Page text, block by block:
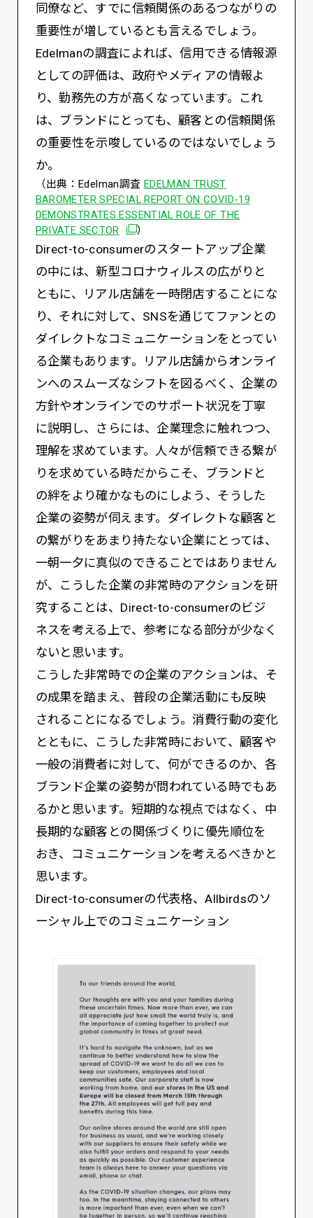
同僚など、すでに信頼関係のあるつながりの
重要性が増しているとも言えるでしょう。
Edelmanの調査によれば、信用できる情報源
としての評価は、政府やメディアの情報よ
り、勤務先の方が高くなっています。これ
は、ブランドにとっても、顧客との信頼関係
の重要性を示唆しているのではないでしょう
か。
（出典：Edelman調査 EDELMAN TRUST
BAROMETER SPECIAL REPORT ON COVID-19
DEMONSTRATES ESSENTIAL ROLE OF THE
PRIVATE SECTOR 別ウィンドウで開く
）
Direct-to-consumerのスタートアップ企業
の中には、新型コロナウィルスの広がりと
ともに、リアル店舗を一時閉店することにな
り、それに対して、SNSを通じてファンとの
ダイレクトなコミュニケーションをとってい
る企業もあります。リアル店舗からオンライ
ンへのスムーズなシフトを図るべく、企業の
方針やオンラインでのサポート状況を丁寧
に説明し、さらには、企業理念に触れつつ、
理解を求めています。人々が信頼できる繋が
りを求めている時だからこそ、ブランドと
の絆をより確かなものにしよう、そうした
企業の姿勢が伺えます。ダイレクトな顧客と
の繋がりをあまり持たない企業にとっては、
一朝一夕に真似のできることではありません
が、こうした企業の非常時のアクションを研
究することは、Direct-to-consumerのビジ
ネスを考える上で、参考になる部分が少なく
ないと思います。
こうした非常時での企業のアクションは、そ
の成果を踏まえ、普段の企業活動にも反映
されることになるでしょう。消費行動の変化
とともに、こうした非常時において、顧客や
一般の消費者に対して、何ができるのか、各
ブランド企業の姿勢が問われている時でもあ
るかと思います。短期的な視点ではなく、中
長期的な顧客との関係づくりに優先順位を
おき、コミュニケーションを考えるべきかと
思います。
Direct-to-consumerの代表格、Allbirdsのソ
ーシャル上でのコミュニケーション